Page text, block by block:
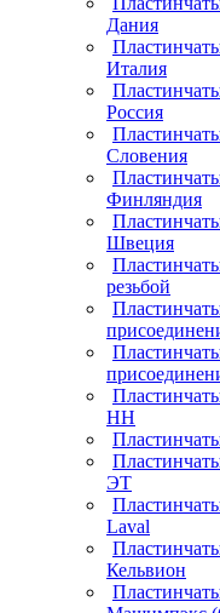
Дания
Италия
Россия
Словения
Финляндия
Швеция
резьбой
НН
ЭТ
Laval
Кельвион